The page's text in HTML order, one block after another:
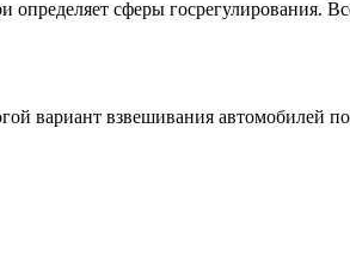
сферы госрегулирования.
вариант взвешивания автомобилей